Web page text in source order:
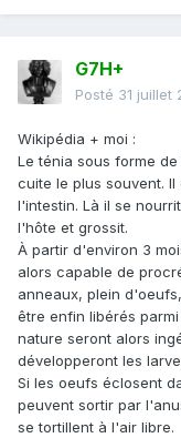
G7H+
Posté 31 juillet
Wikipédia + moi :
Le ténia sous forme
cuite le plus souvent.
l'intestin. Là il se
l'hôte et grossit.
À partir d'environ 3
alors capable de
anneaux, plein
être enfin libérés
nature seront alors
développeront les
Si les oeufs éclosent
peuvent sortir par
se tortillent à l'air libre.